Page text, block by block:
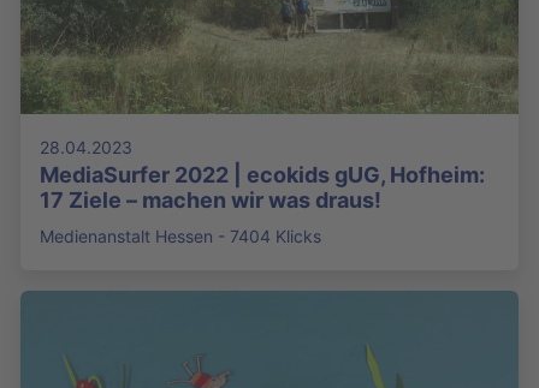
28.04.2023
MediaSurfer 2022 | ecokids gUG, Hofheim:
17 Ziele – machen wir was draus!
Medienanstalt Hessen - 7404 Klicks